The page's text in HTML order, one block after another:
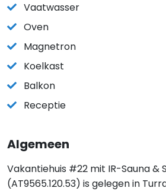
Vaatwasser
Oven
Magnetron
Koelkast
Balkon
Receptie
Algemeen
Vakantiehuis #22 mit IR-Sauna &
(AT9565.120.53) is gelegen in